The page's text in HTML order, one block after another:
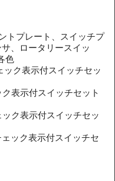
トプレート、スイッチプ
、ロータリースイッ
色
ック表示付スイッチセッ
表示付スイッチセット
ク表示付スイッチセッ
ック表示付スイッチセ